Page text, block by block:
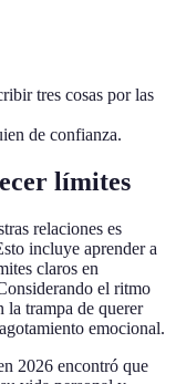
tres cosas por las
de confianza.
límites
relaciones es
incluye aprender a
claros en
el ritmo
la trampa de querer
emocional.
2026 encontró que